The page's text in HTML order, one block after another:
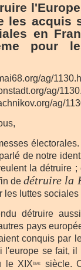
les acquis
en
pour
ag/
ag/
ag/
de notre
la détruire ;
dedétruire la
les luttes sociales
détruire aussi
pays
conquis par
l'europe se fait, il
le XIXème
siècle.